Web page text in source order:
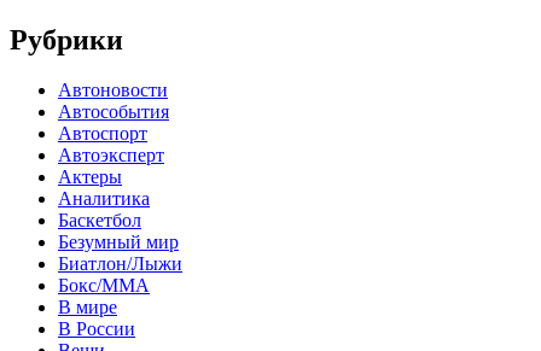
Рубрики
Автоновости
Автособытия
Автоспорт
Автоэксперт
Актеры
Аналитика
Баскетбол
Безумный мир
Биатлон/Лыжи
Бокс/MMA
В мире
В России